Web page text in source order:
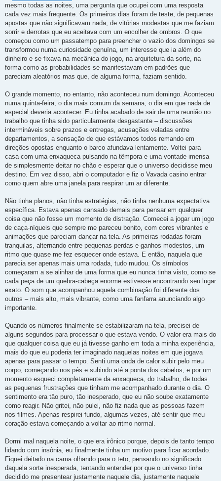
mesmo todas as noites, uma pergunta que ocupei com uma resposta
cada vez mais frequente. Os primeiros dias foram de teste, de pequenas
apostas que não significavam nada, de vitórias modestas que me faziam
sorrir e derrotas que eu aceitava com um encolher de ombros. O que
começou como um passatempo para preencher o vazio dos domingos se
transformou numa curiosidade genuína, um interesse que ia além do
dinheiro e se fixava na mecânica do jogo, na arquitetura da sorte, na
forma como as probabilidades se manifestavam em padrões que
pareciam aleatórios mas que, de alguma forma, faziam sentido.
O grande momento, no entanto, não aconteceu num domingo. Aconteceu
numa quinta-feira, o dia mais comum da semana, o dia em que nada de
especial deveria acontecer. Eu tinha acabado de sair de uma reunião no
trabalho que tinha sido particularmente desgastante – discussões
intermináveis sobre prazos e entregas, acusações veladas entre
departamentos, a sensação de que estávamos todos remando em
direções opostas enquanto o barco afundava lentamente. Voltei para
casa com uma enxaqueca pulsando na têmpora e uma vontade imensa
de simplesmente deitar no chão e esperar que o universo decidisse meu
destino. Em vez disso, abri o computador e fiz o Vavada casino entrar
como quem abre uma janela para respirar um ar diferente.
Não tinha planos, não tinha estratégias, não tinha nenhuma expectativa
específica. Estava apenas cansado demais para pensar em qualquer
coisa que não fosse um momento de distração. Comecei a jogar um jogo
de caça-níqueis que sempre me pareceu bonito, com cores vibrantes e
animações que pareciam dançar na tela. As primeiras rodadas foram
tranquilas, alternando entre pequenas perdas e ganhos modestos, um
ritmo que quase me fez esquecer onde estava. E então, naquela que
parecia ser apenas mais uma rodada, tudo mudou. Os símbolos
começaram a se alinhar de uma forma que eu nunca tinha visto, como se
cada peça de um quebra-cabeça enorme estivesse encontrando seu lugar
exato. O som que acompanhou aquela combinação foi diferente dos
outros – mais alto, mais vibrante, como uma fanfarra anunciando algo
importante.
Quando os números finalmente se estabilizaram na tela, precisei de
alguns segundos para processar o que estava vendo. O valor era mais do
que qualquer coisa que eu já tivesse ganho em toda a minha experiência,
mais do que eu poderia ter imaginado naquelas noites em que jogava
apenas para passar o tempo. Senti uma onda de calor subir pelo meu
corpo, começando nos pés e subindo até a ponta dos cabelos, e por um
momento esqueci completamente da enxaqueca, do trabalho, de todas
as pequenas frustrações que tinham me acompanhado durante o dia. O
sentimento era tão puro, tão inesperado, que eu não soube exatamente
como reagir. Não gritei, não pulei, não fiz nada que as pessoas fazem
nos filmes. Apenas respirei fundo, algumas vezes, até sentir que meu
coração estava começando a voltar ao ritmo normal.
Dormi mal naquela noite, o que era irônico porque, depois de tanto tempo
lidando com insônia, eu finalmente tinha um motivo para ficar acordado.
Fiquei deitado na cama olhando para o teto, pensando no significado
daquela sorte inesperada, tentando entender por que o universo tinha
decidido me presentear justamente naquele dia, justamente naquele